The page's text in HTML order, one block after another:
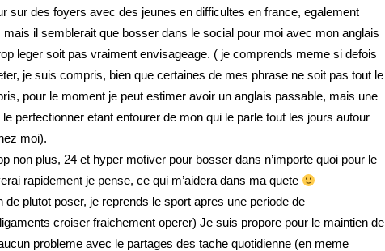
sur des foyers avec des jeunes en difficultes en france, egalement
mais il semblerait que bosser dans le social pour moi avec mon anglais
leger soit pas vraiment envisageage. ( je comprends meme si defois
je suis compris, bien que certaines de mes phrase ne soit pas tout le
pour le moment je peut estimer avoir un anglais passable, mais une
perfectionner etant entourer de mon qui le parle tout les jours autour
moi).
non plus, 24 et hyper motiver pour bosser dans n’importe quoi pour le
rapidement je pense, ce qui m’aidera dans ma quete
de plutot poser, je reprends le sport apres une periode de
croiser fraichement operer) Je suis propore pour le maintien de
probleme avec le partages des tache quotidienne (en meme